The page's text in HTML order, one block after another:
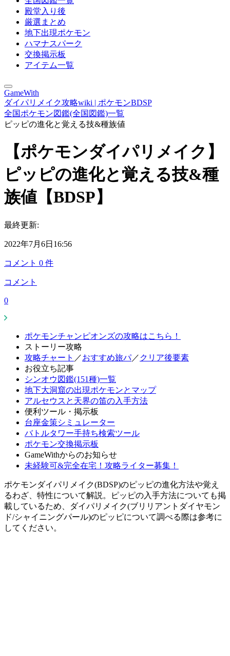
殿堂入り後
厳選まとめ
地下出現ポケモン
ハマナスパーク
交換掲示板
アイテム一覧
GameWith
ダイパリメイク攻略wiki | ポケモンBDSP
全国ポケモン図鑑(全国図鑑)一覧
ピッピの進化と覚える技&種族値
【ポケモンダイパリメイク】
ピッピの進化と覚える技&種
族値【BDSP】
最終更新:
2022年7月6日16:56
コメント 0 件
コメント
0
ポケモンチャンピオンズの攻略はこちら！
ストーリー攻略
攻略チャート ／おすすめ旅パ／ クリア後要素
お役立ち記事
シンオウ図鑑(151種)一覧
地下大洞窟の出現ポケモンとマップ
アルセウスと天界の笛の入手方法
便利ツール・掲示板
台座金策シミュレーター
バトルタワー手持ち検索ツール
ポケモン交換掲示板
GameWithからのお知らせ
未経験可&完全在宅！攻略ライター募集！
ポケモンダイパリメイク(BDSP)のピッピの進化方法や覚え
るわざ、特性について解説。ピッピの入手方法についても掲
載しているため、ダイパリメイク(ブリリアントダイヤモン
ド/シャイニングパール)のピッピについて調べる際は参考に
してください。